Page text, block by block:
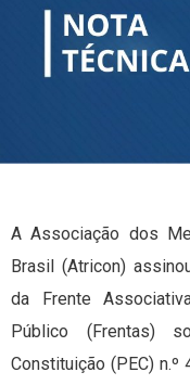
A Associação dos
Brasil (Atricon)
da Frente
Público (Frentas)
Constituição (PEC)